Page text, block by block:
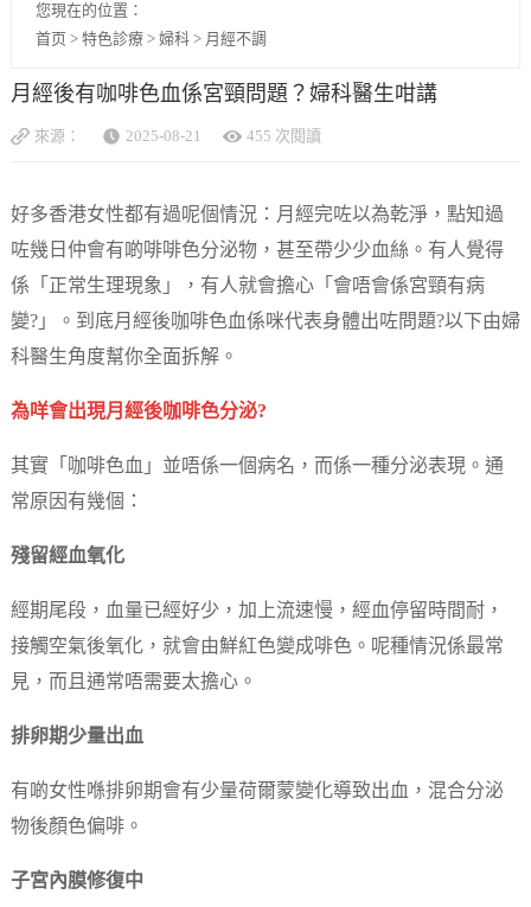
您現在的位置：
首页 > 特色診療> 婦科> 月經不調
月經後有咖啡色血係宮頸問題？婦科醫生咁講
來源： 2025-08-21 455 次閱讀
好多香港女性都有過呢個情況：月經完咗以為乾淨，點知過
咗幾日仲會有啲啡啡色分泌物，甚至帶少少血絲。有人覺得
係「正常生理現象」，有人就會擔心「會唔會係宮頸有病
變?」。到底月經後咖啡色血係咪代表身體出咗問題?以下由婦
科醫生角度幫你全面拆解。
為咩會出現月經後咖啡色分泌?
其實「咖啡色血」並唔係一個病名，而係一種分泌表現。通
常原因有幾個：
殘留經血氧化
經期尾段，血量已經好少，加上流速慢，經血停留時間耐，
接觸空氣後氧化，就會由鮮紅色變成啡色。呢種情況係最常
見，而且通常唔需要太擔心。
排卵期少量出血
有啲女性喺排卵期會有少量荷爾蒙變化導致出血，混合分泌
物後顏色偏啡。
子宮內膜修復中